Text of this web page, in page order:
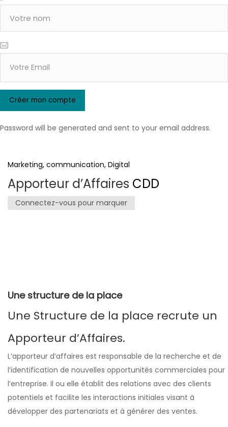
Password will be generated and sent to your email address.
Marketing, communication, Digital
Apporteur d’Affaires CDD
Connectez-vous pour marquer
Une structure de la place
Une Structure de la place recrute un
Apporteur d’Affaires.
L’apporteur d’affaires est responsable de la recherche et de
l’identification de nouvelles opportunités commerciales pour
l’entreprise. Il ou elle établit des relations avec des clients
potentiels et facilite les interactions initiales visant à
développer des partenariats et à générer des ventes.